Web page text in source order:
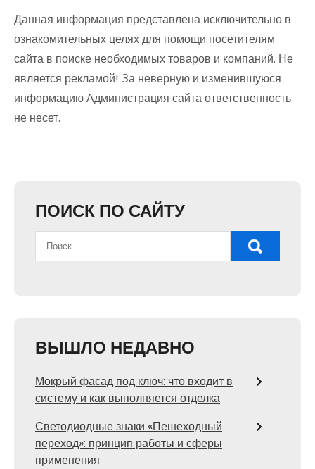
Данная информация представлена исключительно в
ознакомительных целях для помощи посетителям
сайта в поиске необходимых товаров и компаний. Не
является рекламой! За неверную и изменившуюся
информацию Администрация сайта ответственность
не несет.
ПОИСК ПО САЙТУ
ВЫШЛО НЕДАВНО
Мокрый фасад под ключ: что входит в
систему и как выполняется отделка
Светодиодные знаки «Пешеходный
переход»: принцип работы и сферы
применения